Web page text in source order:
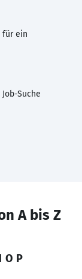
für ein
Suche
A bis Z
O P